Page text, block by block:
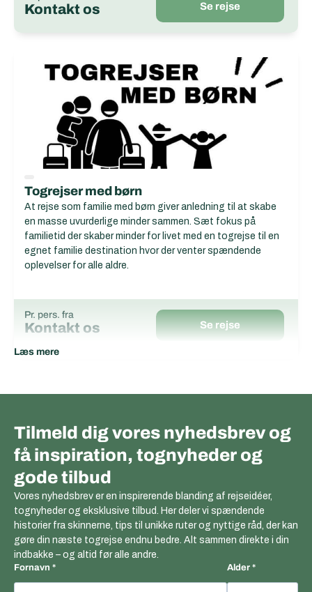
Kontakt os Se rejse
Togrejser med børn
At rejse som familie med børn giver anledning til at skabe
en masse uvurderlige minder sammen. Sæt fokus på
familietid der skaber minder for livet med en togrejse til en
egnet familie destination hvor der venter spændende
oplevelser for alle aldre.
Pr. pers. fra
Kontakt os Se rejse
Læs mere
Tilmeld dig vores nyhedsbrev og
få inspiration, tognyheder og
gode tilbud
Vores nyhedsbrev er en inspirerende blanding af rejseidéer,
tognyheder og eksklusive tilbud. Her deler vi spændende
historier fra skinnerne, tips til unikke ruter og nyttige råd, der kan
gøre din næste togrejse endnu bedre. Alt sammen direkte i din
indbakke – og altid før alle andre.
Fornavn Alder